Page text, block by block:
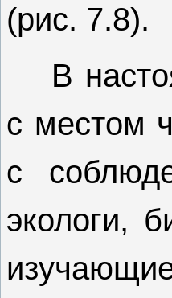
(рис. 7.8).
В
с местом
с
экологи,